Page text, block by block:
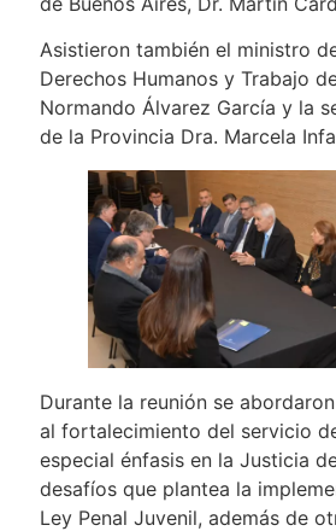
Asistieron también el ministro
Derechos Humanos y Trabajo
Normando Álvarez García y la
de la Provincia Dra. Marcela
Durante la reunión se
al fortalecimiento del servicio
especial énfasis en la Justicia
desafíos que plantea la
Ley Penal Juvenil, además de